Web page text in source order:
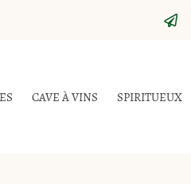
CAVE À VINS SPIRITUEUX